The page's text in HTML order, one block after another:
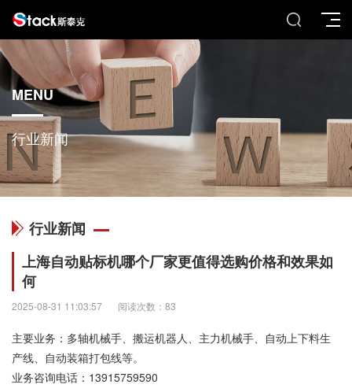
MENU
行业新闻
行业新闻
上海自动贴标机哪个厂家更值得选购价格和效果如
何
2025-08-31 11:03:57 阅读次数：83
主要业务：多轴机械手、搬运机器人、主力机械手、自动上下料生
产线、自动装箱打包线等。
业务咨询电话： 13915759590